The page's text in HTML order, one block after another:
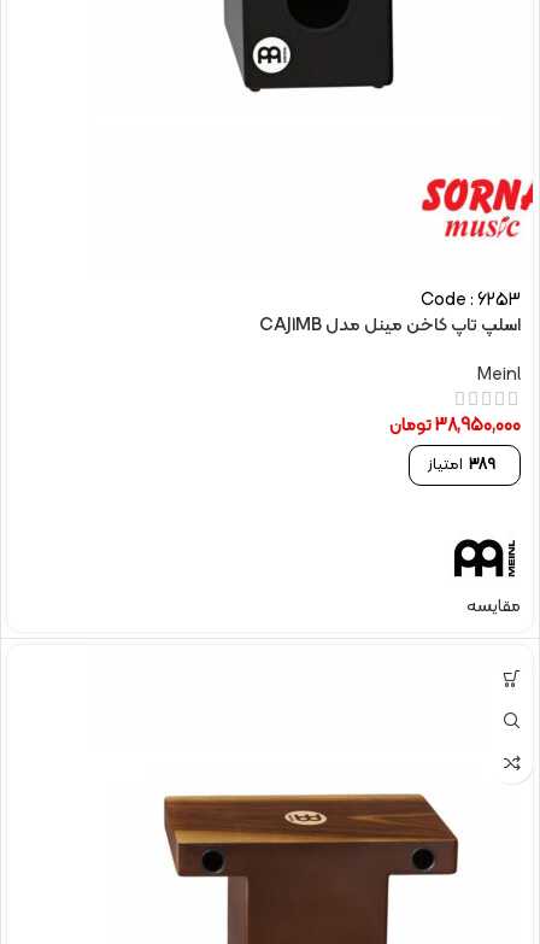
Code : 6253
اسلپ تاپ کاخن مینل مدل CAJ1MB
Meinl
38,950,000تومان
389 امتیاز
مقایسه